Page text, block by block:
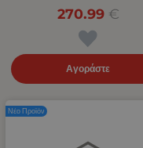
270.99 €
Αγοράστε
Νέο Προϊόν